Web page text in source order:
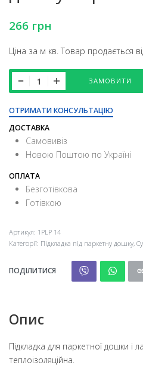
266 грн
Ціна за м кв. Товар продається
ЗАМОВИТИ
ОТРИМАТИ КОНСУЛЬТАЦІЮ
ДОСТАВКА
Самовивіз
Новою Поштою по Україні
ОПЛАТА
Безготівкова
Готівкою
Артикул: 1PLP 14
Категорії: Підкладка під паркетну дошку,
ПОДІЛИТИСЯ
Опис
Підкладка для паркетної дошки і
теплоізоляційна.